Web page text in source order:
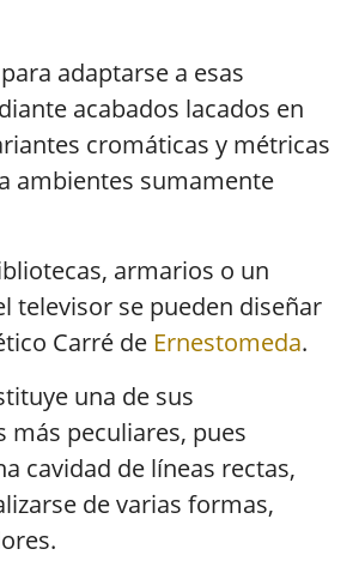
adaptarse a esas
acabados lacados en
cromáticas y métricas
ambientes sumamente
armarios o un
televisor se pueden diseñar
Carré de Ernestomeda.
una de sus
más peculiares, pues
cavidad de líneas rectas,
de varias formas,